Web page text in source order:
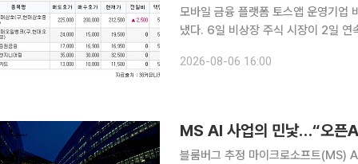
모바일 금융 플랫폼 토스앱 운영기
냈다. 6일 비상장 주식 시장이 2일 연속 상승했다. IPO(기업공개)관련 상장 예비심사 청구종목으로
다. 해운물류 컨설팅 전문업체 싸이
2026-08-06 16:00
MS AI 사업의 민낯…“오픈
블룸버그 추정 마이크로소프트(MS) AI 매출 가운데 70%가량이 오픈AI에서 발생한 것으로 추정된